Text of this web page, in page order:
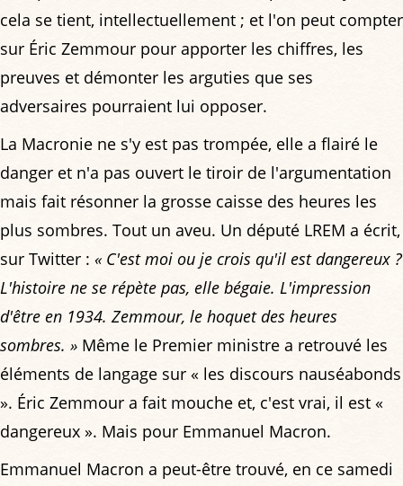
cela se tient, intellectuellement ; et l'on peut compter
sur Éric Zemmour pour apporter les chiffres, les
preuves et démonter les arguties que ses
adversaires pourraient lui opposer.
La Macronie ne s'y est pas trompée, elle a flairé le
danger et n'a pas ouvert le tiroir de l'argumentation
mais fait résonner la grosse caisse des heures les
plus sombres. Tout un aveu. Un député LREM a écrit,
sur Twitter : « C'est moi ou je crois qu'il est dangereux ?
L'histoire ne se répète pas, elle bégaie. L'impression
d'être en 1934. Zemmour, le hoquet des heures
sombres. » Même le Premier ministre a retrouvé les
éléments de langage sur « les discours nauséabonds
». Éric Zemmour a fait mouche et, c'est vrai, il est «
dangereux ». Mais pour Emmanuel Macron.
Emmanuel Macron a peut-être trouvé, en ce samedi